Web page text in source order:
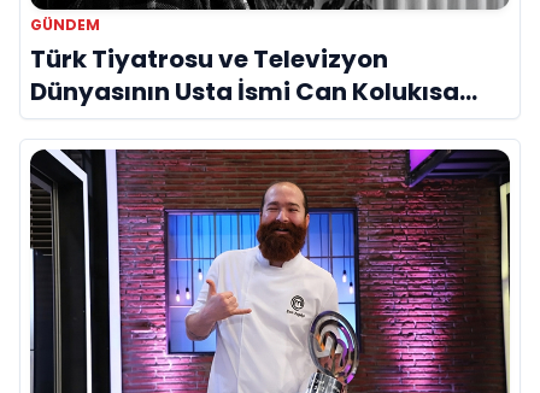
GÜNDEM
Türk Tiyatrosu ve Televizyon
Dünyasının Usta İsmi Can Kolukısa
Hayatını Kaybetti